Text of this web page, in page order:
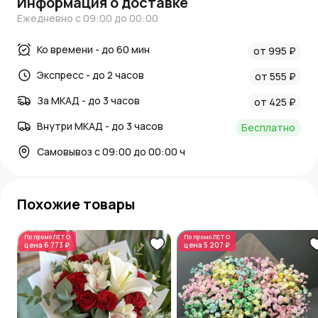
Ежедневно с 09:00 до 00:00
Ко времени - до 60 мин
от 995 ₽
Экспресс - до 2 часов
от 555 ₽
За МКАД - до 3 часов
от 425 ₽
Внутри МКАД - до 3 часов
Бесплатно
Самовывоз с 09:00 до 00:00 ч
Похожие товары
По промоЛЕТО
цена 6 773 ₽
По промоЛЕТО
цена 5 207 ₽